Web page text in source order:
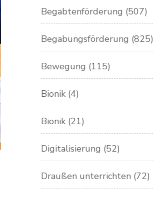
Begabtenförderung (507)
Begabungsförderung (825)
Bewegung (115)
Bionik (4)
Bionik (21)
Digitalisierung (52)
Draußen unterrichten (72)